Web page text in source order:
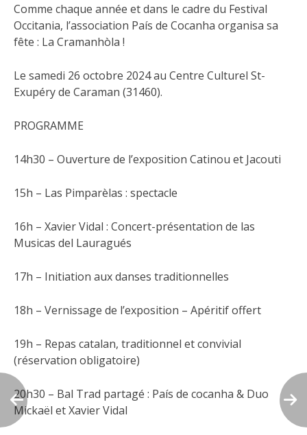
Comme chaque année et dans le cadre du Festival
Occitania, l’association País de Cocanha organisa sa
fête : La Cramanhòla !
Le samedi 26 octobre 2024 au Centre Culturel St-
Exupéry de Caraman (31460).
PROGRAMME
14h30 – Ouverture de l’exposition Catinou et Jacouti
15h – Las Pimparèlas : spectacle
16h – Xavier Vidal : Concert-présentation de las
Musicas del Lauragués
17h – Initiation aux danses traditionnelles
18h – Vernissage de l’exposition – Apéritif offert
19h – Repas catalan, traditionnel et convivial
(réservation obligatoire)
20h30 – Bal Trad partagé : País de cocanha & Duo
Mickaël et Xavier Vidal